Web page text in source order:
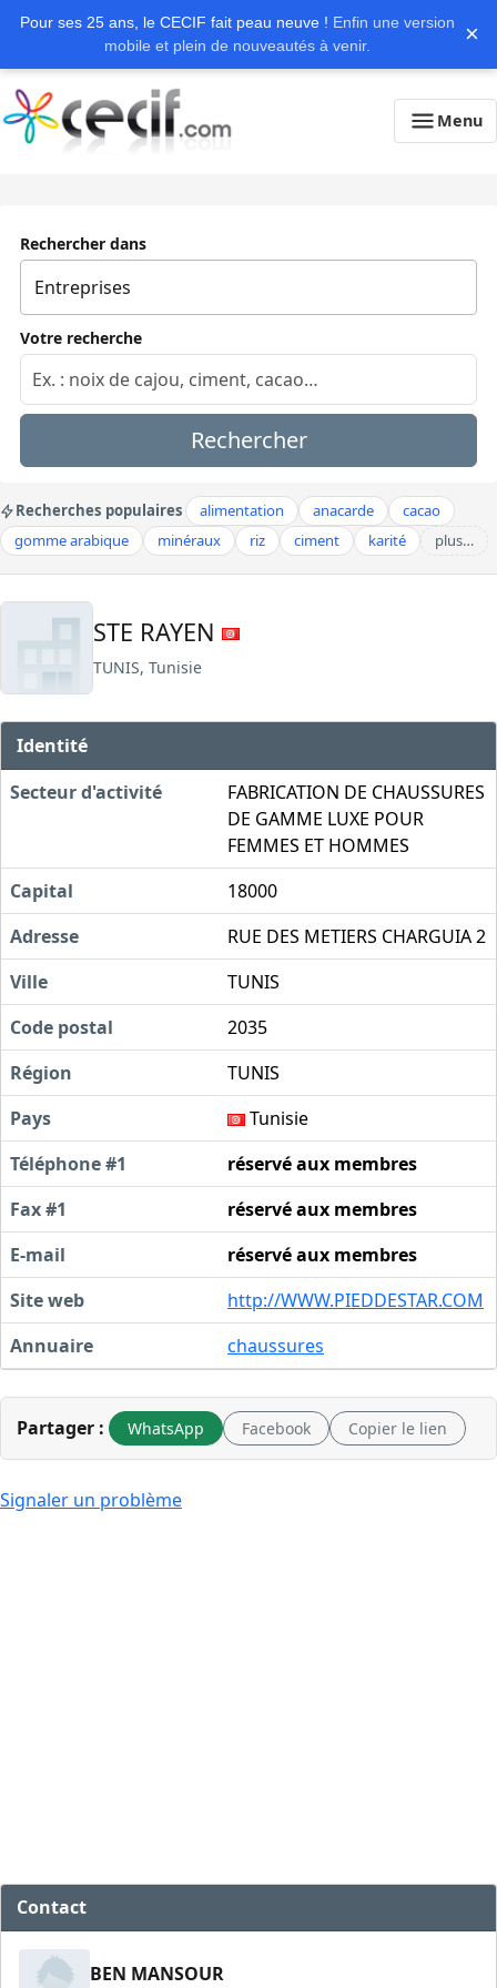
Pour ses 25 ans, le CECIF fait peau neuve ! Enfin une version
mobile et plein de nouveautés à venir.
×
Menu
Rechercher dans
Votre recherche
Rechercher
Recherches populaires alimentation anacarde
cacao
gomme arabique
minéraux riz ciment karité plus…
STE RAYEN
TUNIS, Tunisie
Identité
Secteur d'activité
FABRICATION DE CHAUSSURES
DE GAMME LUXE POUR
FEMMES ET HOMMES
Capital
18000
Adresse
RUE DES METIERS CHARGUIA 2
Ville
TUNIS
Code postal
2035
Région
TUNIS
Pays
Tunisie
Téléphone #1
réservé aux membres
Fax #1
réservé aux membres
E-mail
réservé aux membres
Site web
http://WWW.PIEDDESTAR.COM
Annuaire
chaussures
Partager : WhatsApp Facebook Copier le lien
Signaler un problème
Contact
BEN MANSOUR